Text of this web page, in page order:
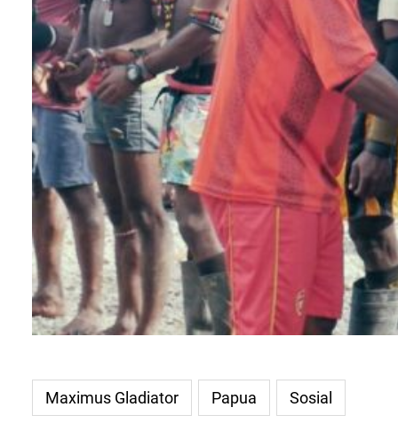
Maximus Gladiator Papua Sosial